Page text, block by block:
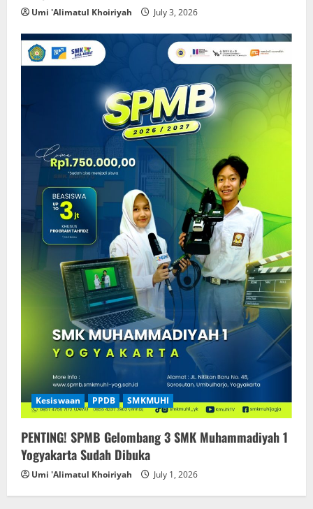
Umi 'Alimatul Khoiriyah July 3, 2026
Kesiswaan PPDB SMKMUHI
PENTING! SPMB Gelombang 3 SMK Muhammadiyah 1
Yogyakarta Sudah Dibuka
Umi 'Alimatul Khoiriyah July 1, 2026